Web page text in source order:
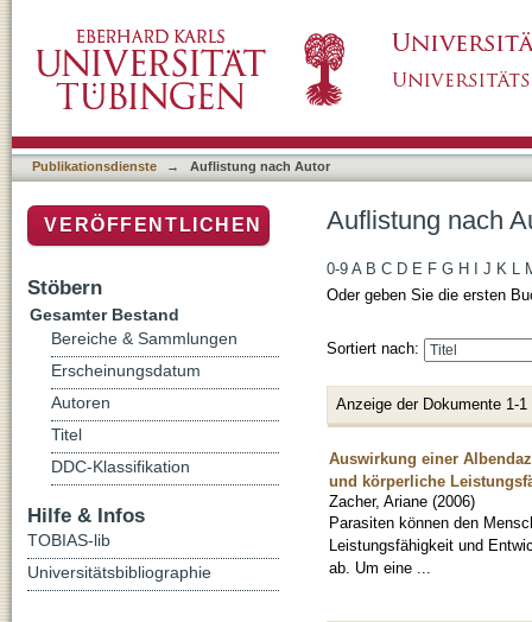
Publikationsdienste → Auflistung nach Autor
Auflistung nach
0-9 A B C D E F G H J K L
Oder geben Sie die ersten
Sortiert nach:
Anzeige der Dokumente 1-1
Auswirkung einer
und körperliche
Zacher, Ariane (2006)
Parasiten können den
Leistungsfähigkeit und
ab. Um eine ...
VERÖFFENTLICHEN
Stöbern
Gesamter Bestand
Bereiche & Sammlungen
Erscheinungsdatum
Autoren
Titel
DDC-Klassifikation
Hilfe & Infos
TOBIAS-lib
Universitätsbibliographie